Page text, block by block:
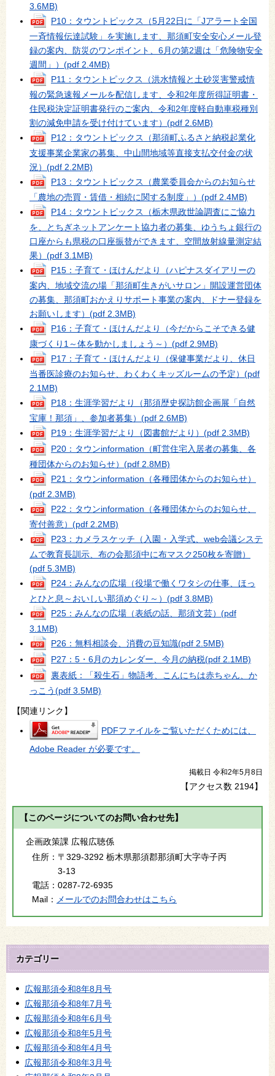
3.6MB)
P10：タウントピックス（5月22日に「Jアラート全国
一斉情報伝達試験」を実施します、那須町安全安心メール登
録の案内、防災のワンポイント、6月の第2週は「危険物安全
週間」） (pdf 2.4MB)
P11：タウントピックス（洪水情報と土砂災害警戒情
報の緊急速報メールを配信します、令和2年度所得証明書・
住民税決定証明書発行のご案内、令和2年度軽自動車税種別
割の減免申請を受け付けています） (pdf 2.6MB)
P12：タウントピックス（那須町ふるさと納税起業化
支援事業企業家の募集、中山間地域等直接支払交付金の状
況） (pdf 2.2MB)
P13：タウントピックス（農業委員会からのお知らせ
「農地の売買・賃借・相続に関する制度」） (pdf 2.4MB)
P14：タウントピックス（栃木県政世論調査にご協力
を、とちぎネットアンケート協力者の募集、ゆうちょ銀行の
口座からも県税の口座振替ができます、空間放射線量測定結
果） (pdf 3.1MB)
P15：子育て・ほけんだより（ハピナスダイアリーの
案内、地域交流の場「那須町生きがいサロン」開設運営団体
の募集、那須町おかえりサポート事業の案内、ドナー登録を
お願いします） (pdf 2.3MB)
P16：子育て・ほけんだより（今だからこそできる健
康づくり1～体を動かしましょう～） (pdf 2.9MB)
P17：子育て・ほけんだより（保健事業だより、休日
当番医診療のお知らせ、わくわくキッズルームの予定） (pdf
2.1MB)
P18：生涯学習だより（那須歴史探訪館企画展「自然
宝庫！那須」、参加者募集） (pdf 2.6MB)
P19：生涯学習だより（図書館だより） (pdf 2.3MB)
P20：タウンinformation（町営住宅入居者の募集、各
種団体からのお知らせ） (pdf 2.8MB)
P21：タウンinformation（各種団体からのお知らせ）
(pdf 2.3MB)
P22：タウンinformation（各種団体からのお知らせ、
寄付善意） (pdf 2.2MB)
P23：カメラスケッチ（入園・入学式、web会議システ
ムで教育長訓示、布の会那須中に布マスク250枚を寄贈）
(pdf 5.3MB)
P24：みんなの広場（役場で働くワタシの仕事、ほっ
とひと息～おいしい那須めぐり～） (pdf 3.8MB)
P25：みんなの広場（表紙の話、那須文芸） (pdf
3.1MB)
P26：無料相談会、消費の豆知識(pdf 2.5MB)
P27：5・6月のカレンダー、今月の納税(pdf 2.1MB)
裏表紙：「殺生石」物語考、こんにちは赤ちゃん、か
っこう(pdf 3.5MB)
【関連リンク】
PDFファイルをご覧いただくためには、
Adobe Reader が必要です。
掲載日 令和2年5月8日
【アクセス数 2194】
【このページについてのお問い合わせ先】
企画政策課 広報広聴係
住所： 〒329-3292 栃木県那須郡那須町大字寺子丙
3-13
電話： 0287-72-6935
Mail：
メールでのお問合わせはこちら
カテゴリー
広報那須令和8年8月号
広報那須令和8年7月号
広報那須令和8年6月号
広報那須令和8年5月号
広報那須令和8年4月号
広報那須令和8年3月号